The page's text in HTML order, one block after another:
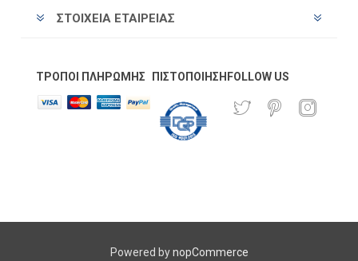
ΣΤΟΙΧΕΊΑ ΕΤΑΙΡΕΊΑΣ
ΤΡΌΠΟΙ ΠΛΗΡΩΜΉΣ ΠΙΣΤΟΠΟΊΗΣΗ FOLLOW US
Powered bynopCommerce